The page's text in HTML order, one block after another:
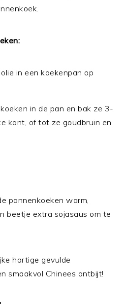
in een koekenpan op
in de pan en bak ze 3-
kant, of tot ze goudbruin en
pannenkoeken warm,
beetje extra sojasaus om te
hartige gevulde
smaakvol Chinees ontbijt!